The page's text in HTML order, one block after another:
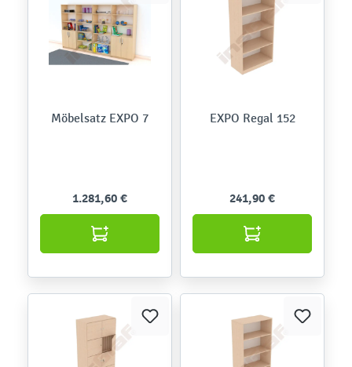
Möbelsatz EXPO 7
1.281,60 €
EXPO Regal 152
241,90 €